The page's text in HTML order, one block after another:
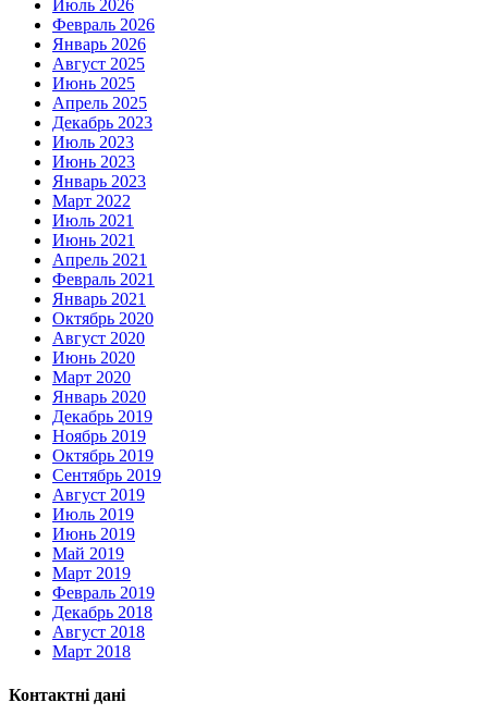
Июль 2026
Февраль 2026
Январь 2026
Август 2025
Июнь 2025
Апрель 2025
Декабрь 2023
Июль 2023
Июнь 2023
Январь 2023
Март 2022
Июль 2021
Июнь 2021
Апрель 2021
Февраль 2021
Январь 2021
Октябрь 2020
Август 2020
Июнь 2020
Март 2020
Январь 2020
Декабрь 2019
Ноябрь 2019
Октябрь 2019
Сентябрь 2019
Август 2019
Июль 2019
Июнь 2019
Май 2019
Март 2019
Февраль 2019
Декабрь 2018
Август 2018
Март 2018
Контактні дані